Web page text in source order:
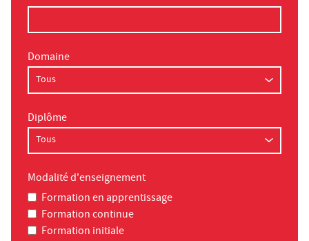
Domaine
Diplôme
Modalité d'enseignement
Formation en apprentissage
Formation continue
Formation initiale